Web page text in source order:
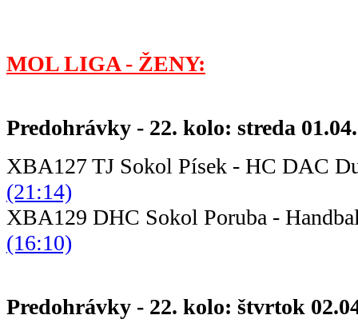
MOL LIGA - ŽENY:
Predohrávky - 22. kolo: streda
XBA127 TJ Sokol Písek - HC DAC
(21:14)
XBA129 DHC Sokol Poruba -
(16:10)
Predohrávky - 22. kolo: štvrtok